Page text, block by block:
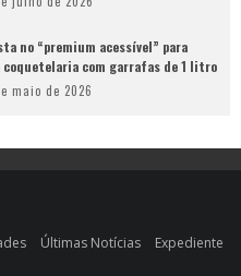
no “premium acessível” para
com garrafas de 1 litro
maio de 2026
Últimas Notícias Expediente